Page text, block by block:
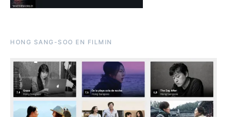
HONG SANG-SOO EN FILMIN